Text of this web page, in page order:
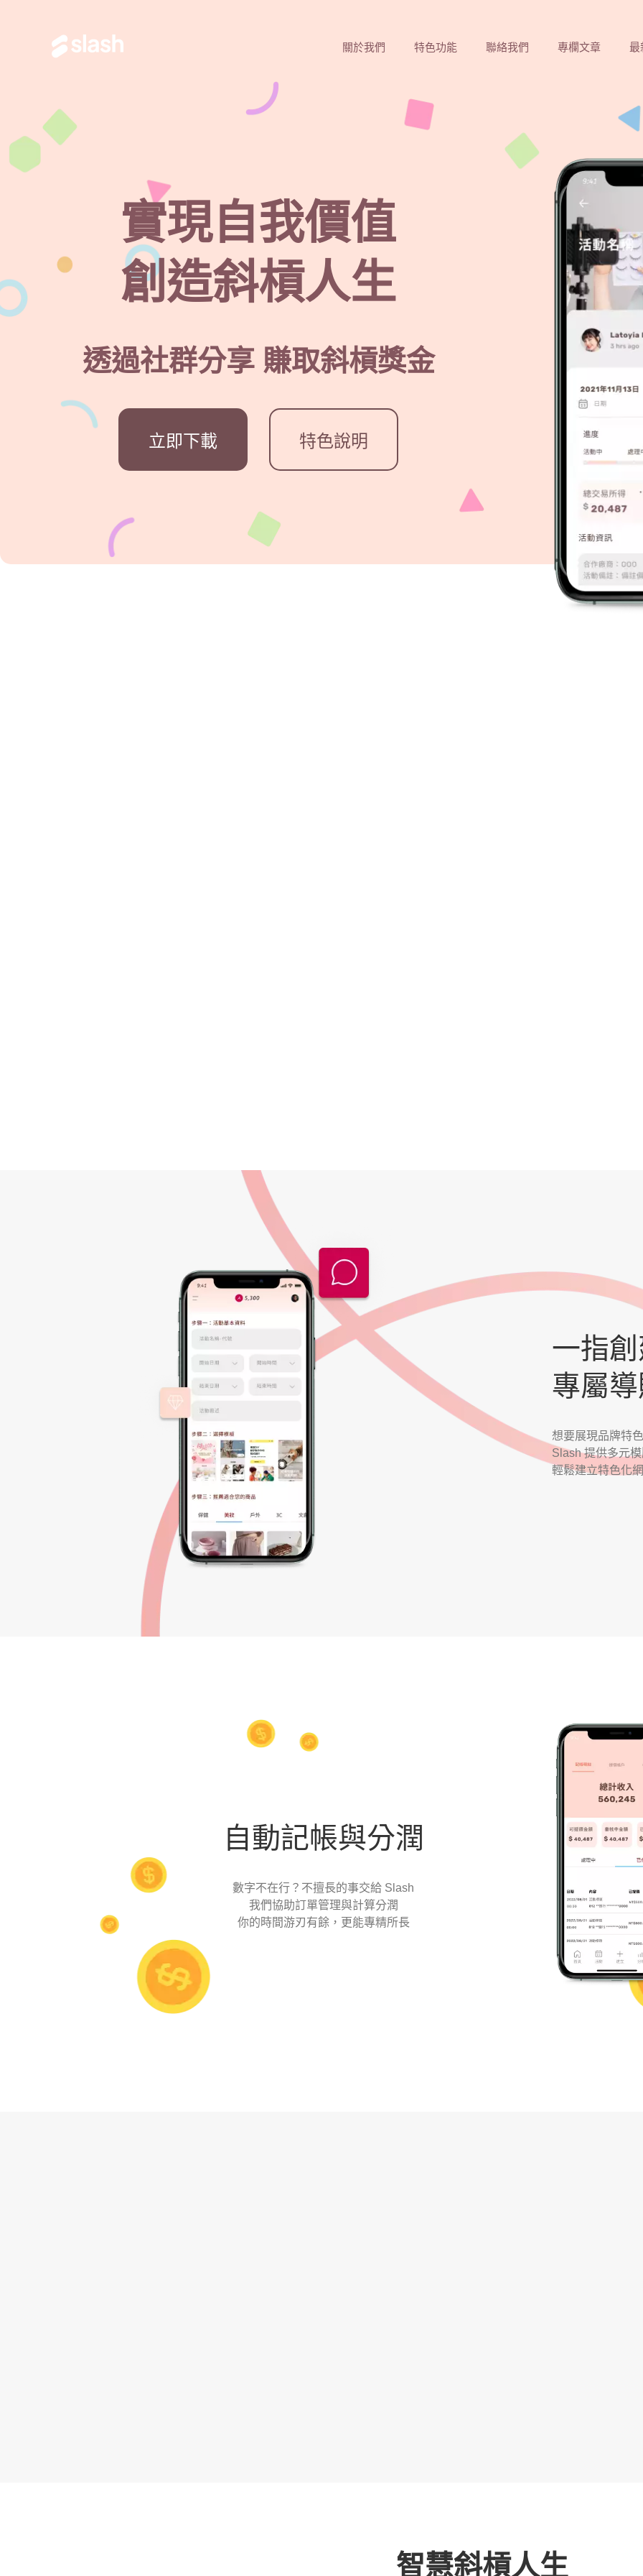
關於我們 特色功能 聯絡我們 專欄文章 最
實現自我價值
創造斜槓人生
透過社群分享 賺取斜槓獎金
立即下載 特色說明
品牌精準導購
一指
專屬
想要展現品牌特
Slash 提供多元模
輕鬆建立特色化
自動記帳與分潤
數字不在行？不擅長的事交給 Slash
我們協助訂單管理與計算分潤
你的時間游刃有餘，更能專精所長
智慧斜槓人生